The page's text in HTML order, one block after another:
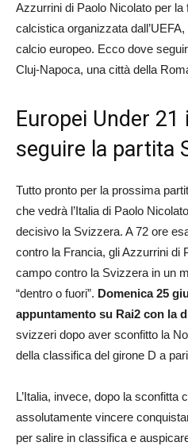
Azzurrini di Paolo Nicolato per
calcistica organizzata
calcio europeo. Ecco dove
Cluj-Napoca, una città della
Europei Under 21
seguire la partita
Tutto pronto per la prossima
che vedrà l’Italia di Paolo
decisivo la Svizzera. A 72 ore
contro la Francia, gli Azzurrini di
campo contro la Svizzera in un
“dentro o fuori”. Domenica 25
appuntamento su Rai2 con la
svizzeri dopo aver sconfitto la
della classifica del girone D a
L’Italia, invece, dopo la sconfitta
assolutamente vincere
per salire in classifica e